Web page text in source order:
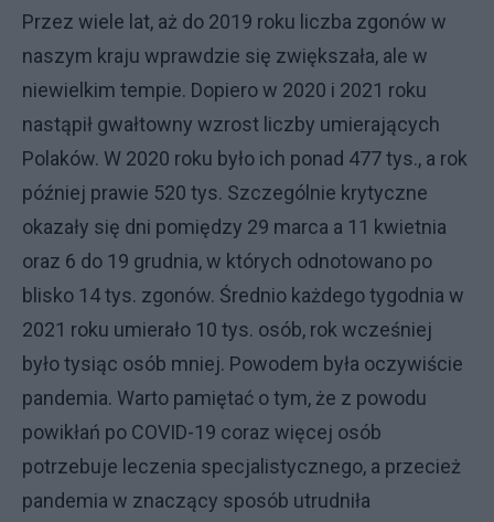
Przez wiele lat, aż do 2019 roku liczba zgonów w
naszym kraju wprawdzie się zwiększała, ale w
niewielkim tempie. Dopiero w 2020 i 2021 roku
nastąpił gwałtowny wzrost liczby umierających
Polaków. W 2020 roku było ich ponad 477 tys., a rok
później prawie 520 tys. Szczególnie krytyczne
okazały się dni pomiędzy 29 marca a 11 kwietnia
oraz 6 do 19 grudnia, w których odnotowano po
blisko 14 tys. zgonów. Średnio każdego tygodnia w
2021 roku umierało 10 tys. osób, rok wcześniej
było tysiąc osób mniej. Powodem była oczywiście
pandemia. Warto pamiętać o tym, że z powodu
powikłań po COVID-19 coraz więcej osób
potrzebuje leczenia specjalistycznego, a przecież
pandemia w znaczący sposób utrudniła